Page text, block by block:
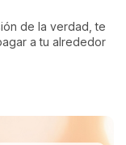
de la verdad, te
a tu alrededor